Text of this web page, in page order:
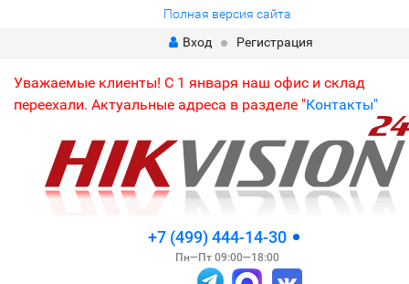
Полная версия сайта
Вход
Регистрация
Уважаемые клиенты! С 1 января наш офис и склад
переехали. Актуальные адреса в разделе "Контакты"
+7 (499) 444-14-30
Пн—Пт 09:00—18:00